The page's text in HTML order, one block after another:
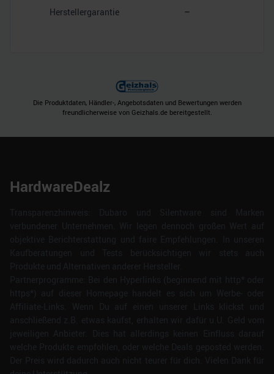
Herstellergarantie –
Die Produktdaten, Händler-, Angebotsdaten und Bewertungen werden
freundlicherweise von Geizhals.de bereitgestellt.
HardwareDealz